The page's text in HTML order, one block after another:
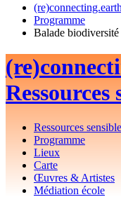
Programme
Balade
Ressources
Ressources
Programme
Lieux
Carte
Œuvres & Artistes
Médiation école